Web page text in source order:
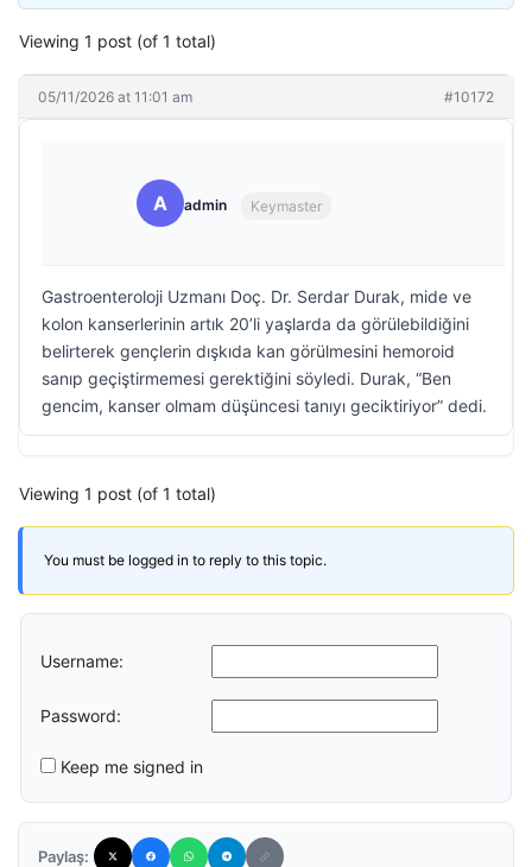
Viewing 1 post (of 1 total)
05/11/2026 at 11:01 am #10172
A admin Keymaster
Gastroenteroloji Uzmanı Doç. Dr. Serdar Durak, mide ve
kolon kanserlerinin artık 20’li yaşlarda da görülebildiğini
belirterek gençlerin dışkıda kan görülmesini hemoroid
sanıp geçiştirmemesi gerektiğini söyledi. Durak, “Ben
gencim, kanser olmam düşüncesi tanıyı geciktiriyor” dedi.
Viewing 1 post (of 1 total)
You must be logged in to reply to this topic.
Username:
Password:
Keep me signed in
Paylaş: